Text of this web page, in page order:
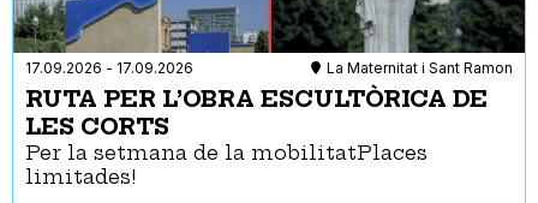
17.09.2026 - 17.09.2026 La Maternitat i Sant Ramon
RUTA PER L’OBRA ESCULTÒRICA DE
LES CORTS
Per la setmana de la mobilitatPlaces
limitades!